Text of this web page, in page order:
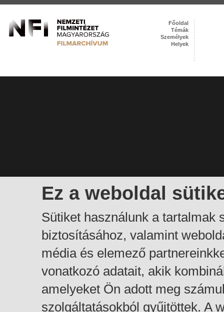
Ez a weboldal
Sütiket használunk a tartalmak
biztosításához, valamint
média és elemező
vonatkozó adatait, akik
amelyeket Ön adott meg
szolgáltatásokból gyűjtöttek. A
Főoldal
Témák
Személyek
Helyek